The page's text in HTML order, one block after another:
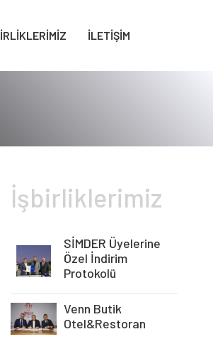
İLETIŞIM
İşbirliklerimiz
SİMDER Üyelerine
Özel İndirim
Protokolü
Venn Butik
Otel&Restoran